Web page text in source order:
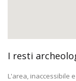
I resti
L'area, inaccessibile